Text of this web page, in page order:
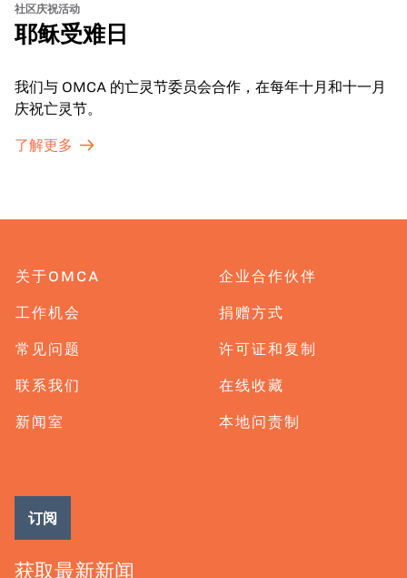
社区庆祝活动
耶稣受难日
我们与 OMCA 的亡灵节委员会合作，在每年十月和十一月
庆祝亡灵节。
了解更多
关于OMCA
工作机会
常见问题
联系我们
新闻室
企业合作伙伴
捐赠方式
许可证和复制
在线收藏
本地问责制
获取最新新闻
订阅